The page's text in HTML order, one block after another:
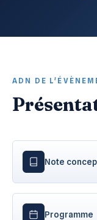
ADN DE
Note
Programme